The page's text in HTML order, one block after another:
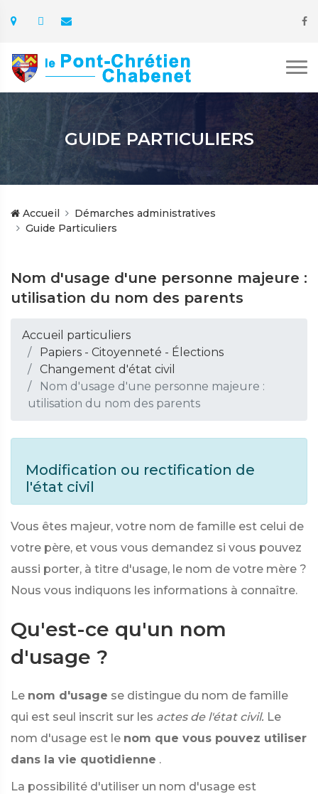
GUIDE PARTICULIERS
Accueil
Démarches administratives
Guide Particuliers
Nom d'usage d'une personne majeure :
utilisation du nom des parents
Accueil particuliers
Papiers - Citoyenneté - Élections
Changement d'état civil
Nom d'usage d'une personne majeure :
utilisation du nom des parents
Modification ou rectification de
l'état civil
Vous êtes majeur, votre nom de famille est celui de
votre père, et vous vous demandez si vous pouvez
aussi porter, à titre d'usage, le nom de votre mère ?
Nous vous indiquons les informations à connaître.
Qu'est-ce qu'un nom
d'usage ?
Le nom d'usage se distingue du nom de famille
qui est seul inscrit sur les actes de l'état civil. Le
nom d'usage est le nom que vous pouvez utiliser
dans la vie quotidienne .
La possibilité d'utiliser un nom d'usage est